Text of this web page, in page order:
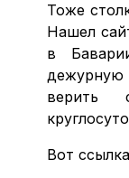
Тоже
Нашел
в
дежурную
Вот